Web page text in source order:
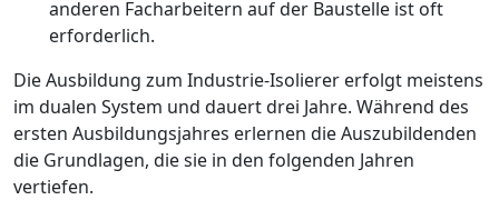
anderen Facharbeitern auf der Baustelle ist oft
erforderlich.
Die Ausbildung zum Industrie-Isolierer erfolgt meistens
im dualen System und dauert drei Jahre. Während des
ersten Ausbildungsjahres erlernen die Auszubildenden
die Grundlagen, die sie in den folgenden Jahren
vertiefen.